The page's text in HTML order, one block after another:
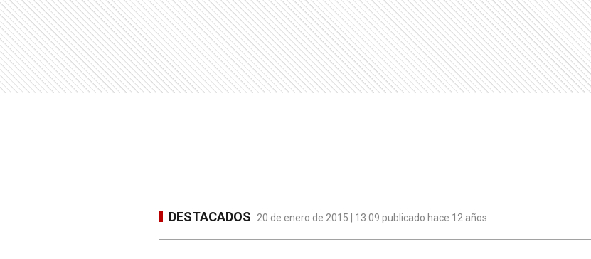
DESTACADOS 20 de enero de 2015 | 13:09 publicado hace 12 años